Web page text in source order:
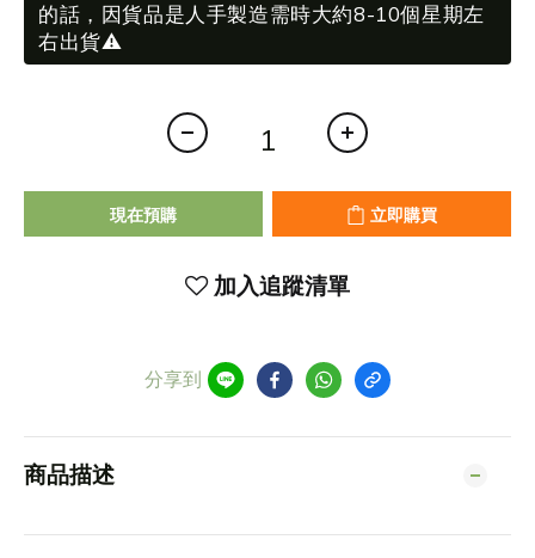
的話，因貨品是人手製造需時大約8-10個星期左
右出貨⚠️
現在預購 立即購買
加入追蹤清單
分享到
商品描述